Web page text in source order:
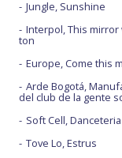
Jungle, Sunshine
Interpol, This mirror
ton
Europe, Come this
Arde Bogotá,
del club de la gente
Soft Cell, Danceteria
Tove Lo, Estrus